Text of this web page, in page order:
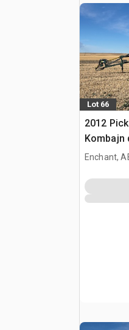
Lot 66
2012
Kombajn
Enchant,